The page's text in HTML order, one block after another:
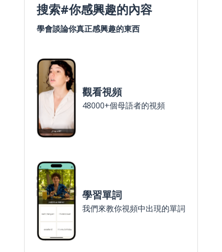
搜索#你感興趣的內容
學會談論你真正感興趣的東西
觀看視頻
48000+個母語者的視頻
學習單詞
我們來教你視頻中出現的單詞